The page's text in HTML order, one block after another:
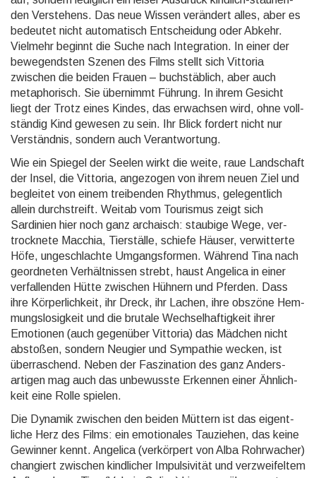
den Ver­stehens. Das neue Wissen verändert alles, aber es
bedeutet nicht auto­matisch Ent­schei­dung oder Abkehr.
Vielmehr beginnt die Suche nach Inte­gra­tion. In einer der
be­wegend­sten Szenen des Films stellt sich Vittoria
zwischen die beiden Frauen – buch­stäblich, aber auch
meta­pho­risch. Sie über­nimmt Führung. In ihrem Gesicht
liegt der Trotz eines Kindes, das erwachsen wird, ohne voll­
ständig Kind gewesen zu sein. Ihr Blick fordert nicht nur
Ver­ständ­nis, sondern auch Ver­ant­wor­tung.
Wie ein Spiegel der Seelen wirkt die weite, raue Land­schaft
der Insel, die Vittoria, angezogen von ihrem neuen Ziel und
begleitet von einem trei­ben­den Rhythmus, ge­legent­lich
allein durch­streift. Weitab vom Tourismus zeigt sich
Sardinien hier noch ganz archaisch: staubige Wege, ver­
trock­nete Macchia, Tier­ställe, schiefe Häuser, ver­witterte
Höfe, unge­schlachte Um­gangs­formen. Während Tina nach
geord­neten Ver­hält­nissen strebt, haust Angelica in einer
ver­fallen­den Hütte zwischen Hühnern und Pferden. Dass
ihre Körper­lich­keit, ihr Dreck, ihr Lachen, ihre obszöne Hem­
mungs­losig­keit und die brutale Wech­sel­haftig­keit ihrer
Emotionen (auch gegenüber Vittoria) das Mädchen nicht
abstoßen, sondern Neugier und Sympathie wecken, ist
über­raschend. Neben der Faszi­nation des ganz Anders­
artigen mag auch das unbe­wusste Erkennen einer Ähnlich­
keit eine Rolle spielen.
Die Dynamik zwischen den beiden Müttern ist das eigent­
liche Herz des Films: ein emotio­nales Tau­ziehen, das keine
Gewinner kennt. Angelica (ver­körpert von Alba Rohr­wacher)
changiert zwischen kind­licher Impul­sivität und ver­zweifel­tem